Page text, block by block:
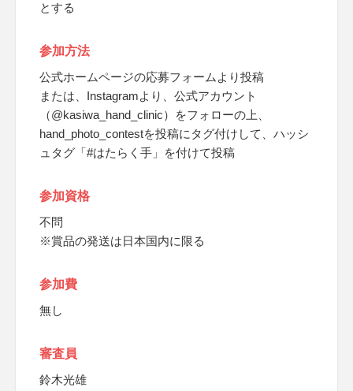
とする
参加方法
公式ホームページの応募フォームより投稿
または、Instagramより、公式アカウント
（@kasiwa_hand_clinic）をフォローの上、
hand_photo_contestを投稿にタグ付けして、ハッシ
ュタグ「#はたらく手」を付けて投稿
参加資格
不問
※賞品の発送は日本国内に限る
参加費
無し
審査員
鈴木光雄